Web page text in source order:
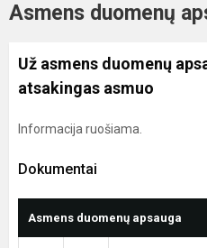
Asmens duomenų
Už asmens duomenų
atsakingas asmuo
Informacija ruošiama.
Dokumentai
Asmens duomenų apsauga